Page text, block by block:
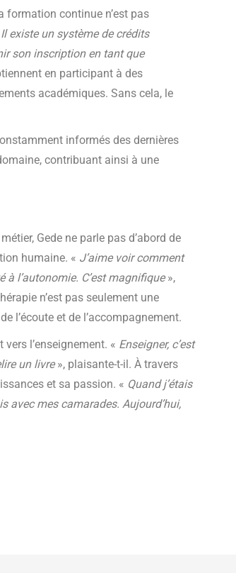
formation continue n’est pas
Il existe un système de crédits
son inscription en tant que
en participant à des
académiques. Sans cela, le
informés des dernières
contribuant ainsi à une
Gede ne parle pas d’abord de
humaine. « J’aime voir comment
l’autonomie. C’est magnifique»,
n’est pas seulement une
l’écoute et de l’accompagnement.
l’enseignement. « Enseigner, c’est
un livre», plaisante-t-il. À travers
et sa passion. « Quand j’étais
avec mes camarades. Aujourd’hui,